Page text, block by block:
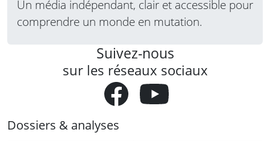
Un média indépendant, clair et accessible pour
comprendre un monde en mutation.
Suivez-nous
sur les réseaux sociaux
Dossiers & analyses